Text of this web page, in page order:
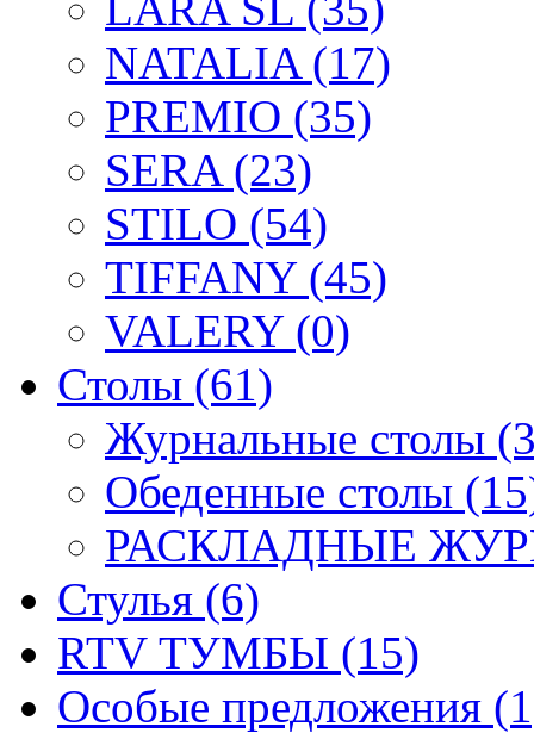
NATALIA (17)
PREMIO (35)
SERA (23)
STILO (54)
TIFFANY (45)
VALERY (0)
Столы (61)
Журнальные столы
Обеденные столы
РАСКЛАДНЫЕ
Стулья (6)
RTV ТУМБЫ (15)
Особые предложения